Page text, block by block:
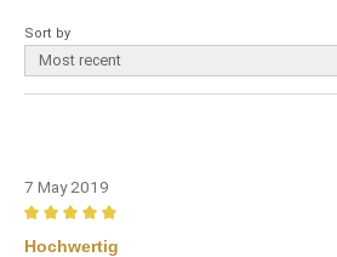
Sort by
7 May 2019
Review with rating of 5 out of 5 stars
Hochwertig